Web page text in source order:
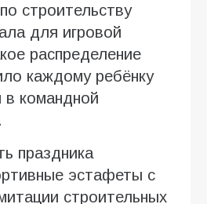
строительству
для игровой
распределение
каждому ребёнку
в командной
праздника
эстафеты с
строительных